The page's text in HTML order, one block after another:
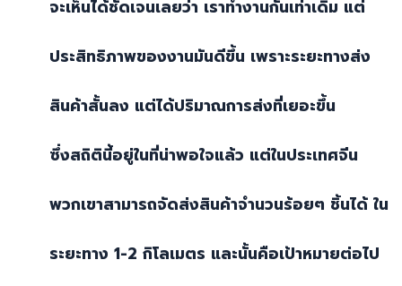
จะเห็นได้ชัดเจนเลยว่า เราทำงานกันเท่าเดิม แต่
ประสิทธิภาพของงานมันดีขึ้น เพราะระยะทางส่ง
สินค้าสั้นลง แต่ได้ปริมาณการส่งที่เยอะขึ้น
ซึ่งสถิตินี้อยู่ในที่น่าพอใจแล้ว แต่ในประเทศจีน
พวกเขาสามารถจัดส่งสินค้าจำนวนร้อยๆ ชิ้นได้ ใน
ระยะทาง 1-2 กิโลเมตร และนั้นคือเป้าหมายต่อไป